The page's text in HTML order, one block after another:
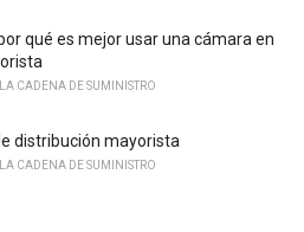
qué es mejor usar una cámara en
CADENA DE SUMINISTRO
distribución mayorista
CADENA DE SUMINISTRO